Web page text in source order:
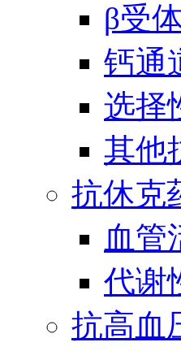
β受
钙通
选择
其他
抗休克
血管
代谢
抗高血